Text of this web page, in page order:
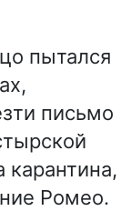
пытался
письмо
карантина,
Ромео.